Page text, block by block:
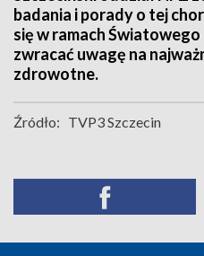
badania i porady o tej
się w ramach
zwracać uwagę na
zdrowotne.
Źródło: TVP3 Szczecin